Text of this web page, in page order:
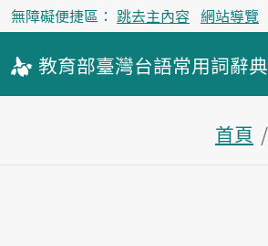
無障礙便捷區： 跳去主內容 網站導覽
教育部臺灣台語常用詞辭典
首頁